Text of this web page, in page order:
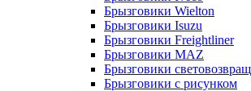
Брызговики Wielton
Брызговики Isuzu
Брызговики Freightliner
Брызговики MAZ
Брызговики
Брызговики с рисунком